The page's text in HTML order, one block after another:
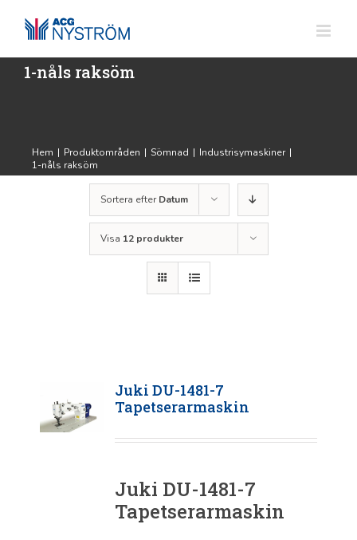
innehållet
1-nåls raksöm
Hem | Produktområden | Sömnad | Industrisymaskiner |
1-nåls raksöm
Sortera efterDatum
Visa 12 produkter
Juki DU-1481-7
Tapetserarmaskin
Juki DU-1481-7
Tapetserarmaskin